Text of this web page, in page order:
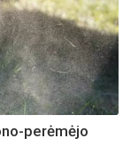
perėmėjo